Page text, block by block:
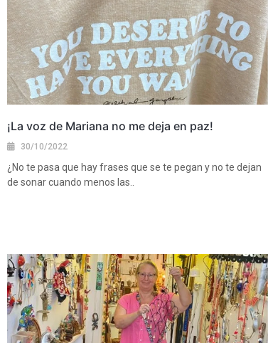
¡La voz de Mariana no me deja en paz!
30/10/2022
¿No te pasa que hay frases que se te pegan y no te dejan
de sonar cuando menos las..